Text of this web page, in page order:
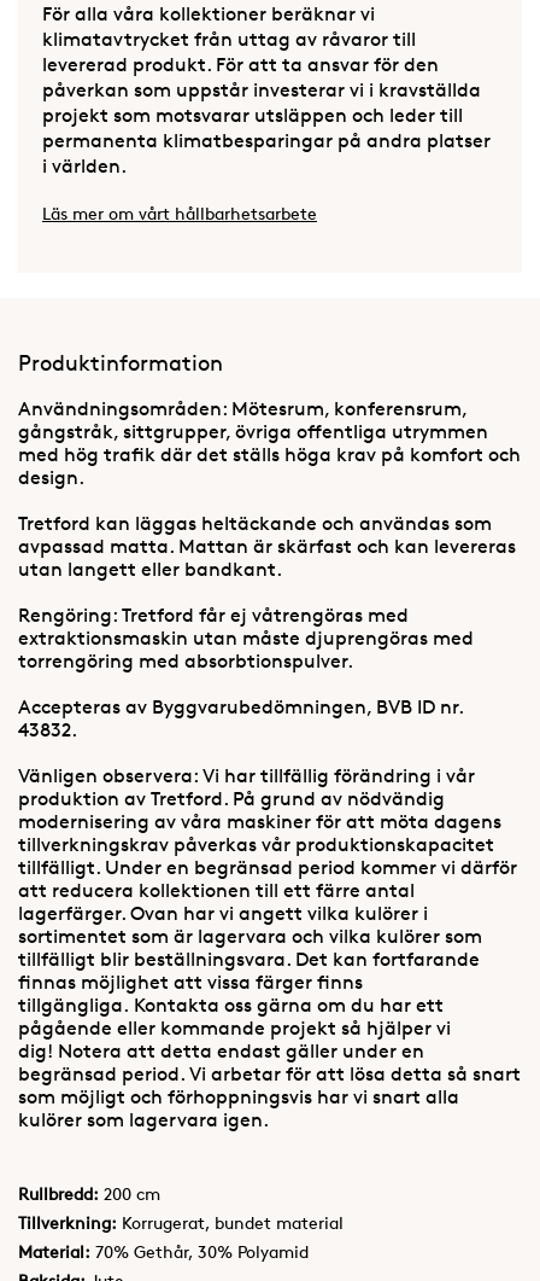
För alla våra kollektioner beräknar vi
klimatavtrycket från uttag av råvaror till
levererad produkt. För att ta ansvar för den
påverkan som uppstår investerar vi i kravställda
projekt som motsvarar utsläppen och leder till
permanenta klimatbesparingar på andra platser
i världen.
Läs mer om vårt hållbarhetsarbete
Produktinformation
Användningsområden: Mötesrum, konferensrum,
gångstråk, sittgrupper, övriga offentliga utrymmen
med hög trafik där det ställs höga krav på komfort och
design.
Tretford kan läggas heltäckande och användas som
avpassad matta. Mattan är skärfast och kan levereras
utan langett eller bandkant.
Rengöring: Tretford får ej våtrengöras med
extraktionsmaskin utan måste djuprengöras med
torrengöring med absorbtionspulver.
Accepteras av Byggvarubedömningen, BVB ID nr.
43832.
Vänligen observera: Vi har tillfällig förändring i vår
produktion av Tretford. På grund av nödvändig
modernisering av våra maskiner för att möta dagens
tillverkningskrav påverkas vår produktionskapacitet
tillfälligt. Under en begränsad period kommer vi därför
att reducera kollektionen till ett färre antal
lagerfärger. Ovan har vi angett vilka kulörer i
sortimentet som är lagervara och vilka kulörer som
tillfälligt blir beställningsvara. Det kan fortfarande
finnas möjlighet att vissa färger finns
tillgängliga. Kontakta oss gärna om du har ett
pågående eller kommande projekt så hjälper vi
dig! Notera att detta endast gäller under en
begränsad period. Vi arbetar för att lösa detta så snart
som möjligt och förhoppningsvis har vi snart alla
kulörer som lagervara igen.
Rullbredd: 200 cm
Tillverkning: Korrugerat, bundet material
Material: 70% Gethår, 30% Polyamid